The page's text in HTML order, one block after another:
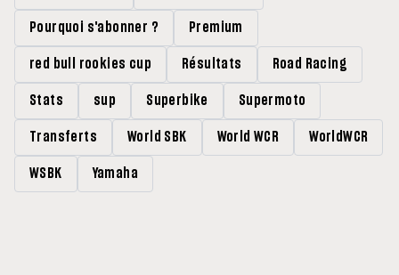
Pourquoi s'abonner ? Premium
red bull rookies cup Résultats Road Racing
Stats sup Superbike Supermoto
Transferts World SBK World WCR WorldWCR
WSBK Yamaha